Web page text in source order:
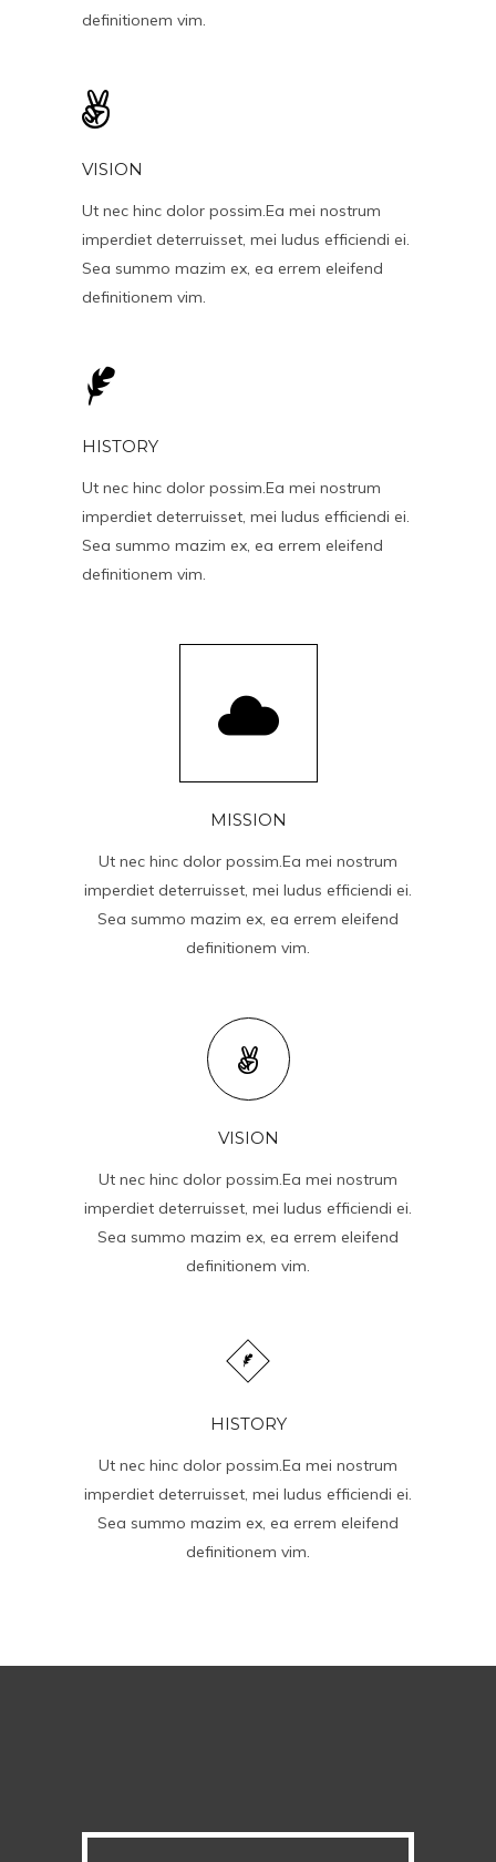
definitionem vim.
VISION
Ut nec hinc dolor possim.Ea mei nostrum
imperdiet deterruisset, mei ludus efficiendi ei.
Sea summo mazim ex, ea errem eleifend
definitionem vim.
HISTORY
Ut nec hinc dolor possim.Ea mei nostrum
imperdiet deterruisset, mei ludus efficiendi ei.
Sea summo mazim ex, ea errem eleifend
definitionem vim.
MISSION
Ut nec hinc dolor possim.Ea mei nostrum
imperdiet deterruisset, mei ludus efficiendi ei.
Sea summo mazim ex, ea errem eleifend
definitionem vim.
VISION
Ut nec hinc dolor possim.Ea mei nostrum
imperdiet deterruisset, mei ludus efficiendi ei.
Sea summo mazim ex, ea errem eleifend
definitionem vim.
HISTORY
Ut nec hinc dolor possim.Ea mei nostrum
imperdiet deterruisset, mei ludus efficiendi ei.
Sea summo mazim ex, ea errem eleifend
definitionem vim.